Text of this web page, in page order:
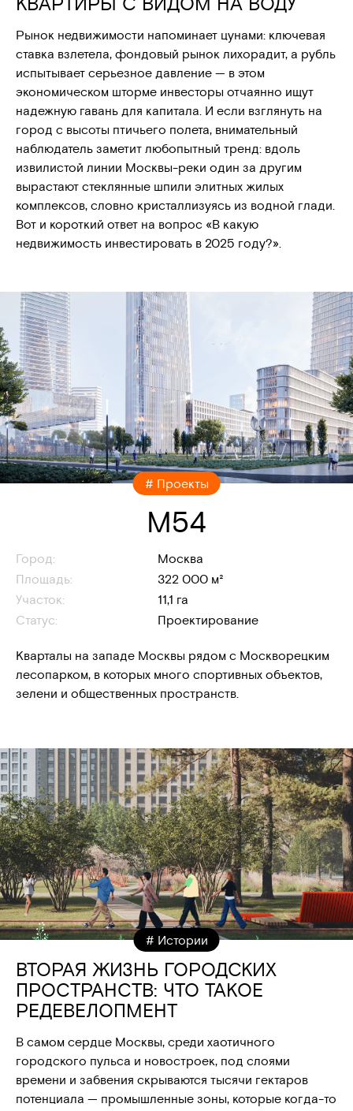
Рынок недвижимости напоминает цунами: ключевая
ставка взлетела, фондовый рынок лихорадит, а рубль
испытывает серьезное давление — в этом
экономическом шторме инвесторы отчаянно ищут
надежную гавань для капитала. И если взглянуть на
город с высоты птичьего полета, внимательный
наблюдатель заметит любопытный тренд: вдоль
извилистой линии Москвы-реки один за другим
вырастают стеклянные шпили элитных жилых
комплексов, словно кристаллизуясь из водной глади.
Вот и короткий ответ на вопрос «В какую
недвижимость инвестировать в 2025 году?».
# Проекты
M54
Кварталы на западе Москвы рядом с Москворецким
лесопарком, в которых много спортивных объектов,
зелени и общественных пространств.
Город:
Москва
Площадь:
322 000 м²
Участок:
11,1 га
Статус:
Проектирование
# Истории
ВТОРАЯ ЖИЗНЬ ГОРОДСКИХ
ПРОСТРАНСТВ: ЧТО ТАКОЕ
РЕДЕВЕЛОПМЕНТ
В самом сердце Москвы, среди хаотичного
городского пульса и новостроек, под слоями
времени и забвения скрываются тысячи гектаров
потенциала — промышленные зоны, которые когда-то